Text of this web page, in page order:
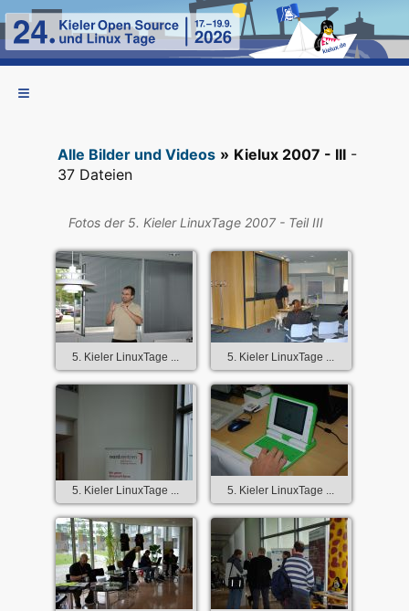
Alle Bilder und Videos » Kielux 2007 - III-
37 Dateien
Fotos der 5. Kieler LinuxTage 2007 - Teil III
5. Kieler LinuxTage ... 5. Kieler LinuxTage ...
5. Kieler LinuxTage ... 5. Kieler LinuxTage ...